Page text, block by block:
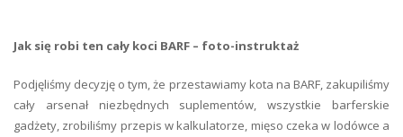
Jak się robi ten cały koci BARF – foto-instruktaż
Podjęliśmy decyzję o tym, że przestawiamy kota na BARF, zakupiliśmy
cały arsenał niezbędnych suplementów, wszystkie barferskie
gadżety, zrobiliśmy przepis w kalkulatorze, mięso czeka w lodówce a